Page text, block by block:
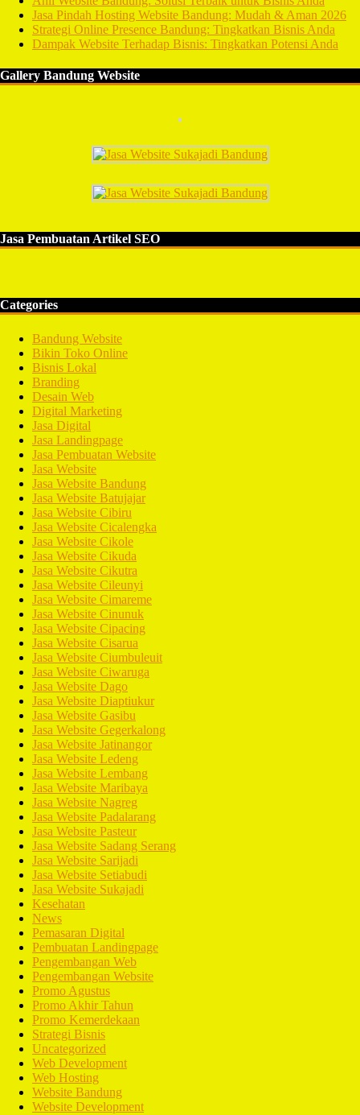
Jasa Pindah Hosting Website Bandung: Mudah & Aman 2026
Strategi Online Presence Bandung: Tingkatkan Bisnis Anda
Dampak Website Terhadap Bisnis: Tingkatkan Potensi Anda
Gallery Bandung Website
Jasa Pembuatan Artikel SEO
Categories
Bandung Website
Bikin Toko Online
Bisnis Lokal
Branding
Desain Web
Digital Marketing
Jasa Digital
Jasa Landingpage
Jasa Pembuatan Website
Jasa Website
Jasa Website Bandung
Jasa Website Batujajar
Jasa Website Cibiru
Jasa Website Cicalengka
Jasa Website Cikole
Jasa Website Cikuda
Jasa Website Cikutra
Jasa Website Cileunyi
Jasa Website Cimareme
Jasa Website Cinunuk
Jasa Website Cipacing
Jasa Website Cisarua
Jasa Website Ciumbuleuit
Jasa Website Ciwaruga
Jasa Website Dago
Jasa Website Diaptiukur
Jasa Website Gasibu
Jasa Website Gegerkalong
Jasa Website Jatinangor
Jasa Website Ledeng
Jasa Website Lembang
Jasa Website Maribaya
Jasa Website Nagreg
Jasa Website Padalarang
Jasa Website Pasteur
Jasa Website Sadang Serang
Jasa Website Sarijadi
Jasa Website Setiabudi
Jasa Website Sukajadi
Kesehatan
News
Pemasaran Digital
Pembuatan Landingpage
Pengembangan Web
Pengembangan Website
Promo Agustus
Promo Akhir Tahun
Promo Kemerdekaan
Strategi Bisnis
Uncategorized
Web Development
Web Hosting
Website Bandung
Website Development